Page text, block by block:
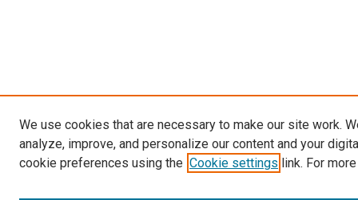
We use cookies that are necessary to make our site work.
analyze, improve, and personalize our content and your
cookie preferences using the Cookie settings link. For